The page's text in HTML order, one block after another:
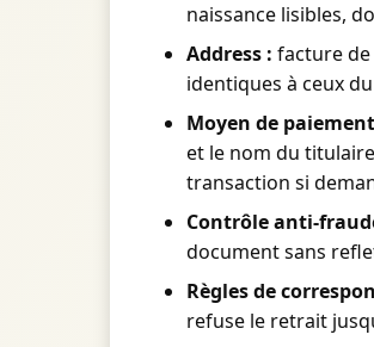
naissance lisibles,
Address : facture de
identiques à ceux
Moyen de
et le nom du
transaction si
Contrôle anti-
document sans
Règles de
refuse le retrait